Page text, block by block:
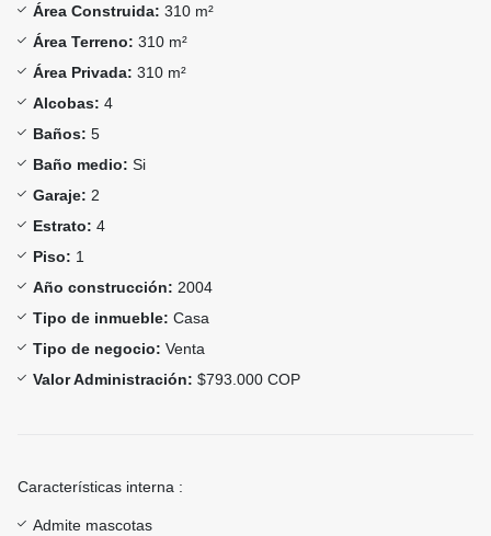
Área Construida: 310 m²
Área Terreno: 310 m²
Área Privada: 310 m²
Alcobas: 4
Baños: 5
Baño medio: Si
Garaje: 2
Estrato: 4
Piso: 1
Año construcción: 2004
Tipo de inmueble: Casa
Tipo de negocio: Venta
Valor Administración: $793.000 COP
Características interna :
Admite mascotas